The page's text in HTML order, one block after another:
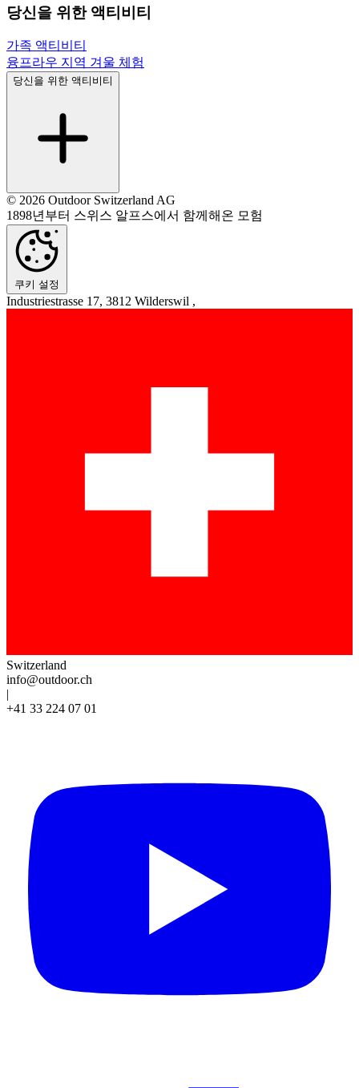
당신을 위한 액티비티
가족 액티비티
융프라우 지역 겨울 체험
당신을 위한 액티비티
© 2026 Outdoor Switzerland AG
1898년부터 스위스 알프스에서 함께해온 모험
쿠키 설정
Industriestrasse 17, 3812 Wilderswil ,
Switzerland
info@outdoor.ch
|
+41 33 224 07 01